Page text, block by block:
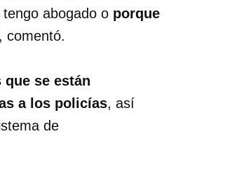
abogado o porque
comentó.
se están
a los policías, así
de